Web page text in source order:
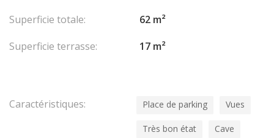
Superficie totale:
62 m²
Superficie terrasse:
17 m²
Caractéristiques: Place de parking Vues
Très bon état Cave